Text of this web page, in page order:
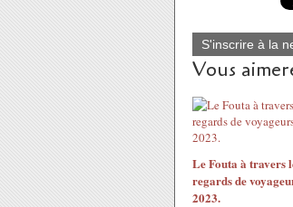
S'inscrire à la
Vous
Le Fouta à travers
regards de
2023.